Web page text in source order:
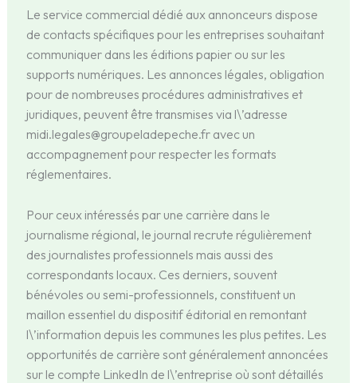
Le service commercial dédié aux annonceurs dispose
de contacts spécifiques pour les entreprises souhaitant
communiquer dans les éditions papier ou sur les
supports numériques. Les annonces légales, obligation
pour de nombreuses procédures administratives et
juridiques, peuvent être transmises via l\’adresse
midi.legales@groupeladepeche.fr avec un
accompagnement pour respecter les formats
réglementaires.
Pour ceux intéressés par une carrière dans le
journalisme régional, le journal recrute régulièrement
des journalistes professionnels mais aussi des
correspondants locaux. Ces derniers, souvent
bénévoles ou semi-professionnels, constituent un
maillon essentiel du dispositif éditorial en remontant
l\’information depuis les communes les plus petites. Les
opportunités de carrière sont généralement annoncées
sur le compte LinkedIn de l\’entreprise où sont détaillés